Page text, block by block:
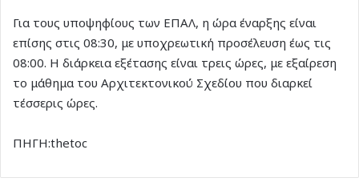
Για τους υποψηφίους των ΕΠΑΛ, η ώρα έναρξης είναι
επίσης στις 08:30, με υποχρεωτική προσέλευση έως τις
08:00. Η διάρκεια εξέτασης είναι τρεις ώρες, με εξαίρεση
το μάθημα του Αρχιτεκτονικού Σχεδίου που διαρκεί
τέσσερις ώρες.
ΠΗΓΗ:thetoc